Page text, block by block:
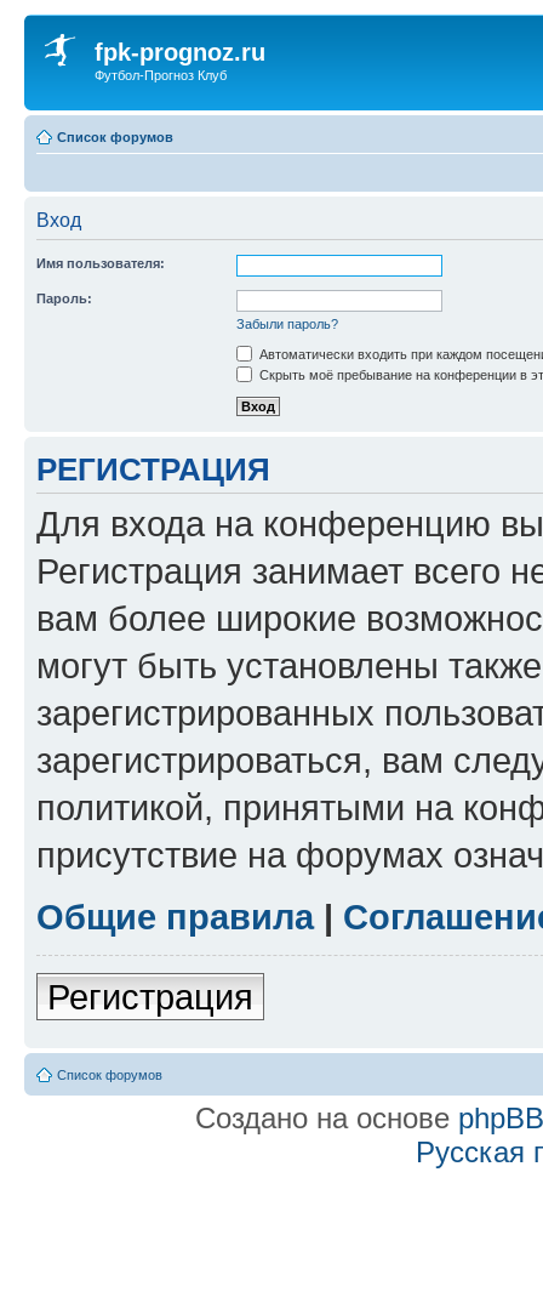
fpk-prognoz.ru
Футбол-Прогноз Клуб
Список форумов
Вход
Имя пользователя:
Пароль:
Забыли пароль?
Автоматически входить при каждом
Скрыть моё пребывание на конференции в
РЕГИСТРАЦИЯ
Для входа на конференцию
Регистрация занимает всего
вам более широкие
могут быть установлены
зарегистрированных
зарегистрироваться, вам
политикой, принятыми на
присутствие на форумах
Общие правила|
Регистрация
Список форумов
Создано на основе phpBB
Русская